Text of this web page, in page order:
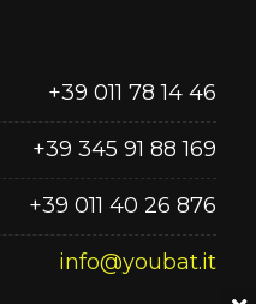
+39 011 78 14 46
+39 345 91 88 169
+39 011 40 26 876
info@youbat.it